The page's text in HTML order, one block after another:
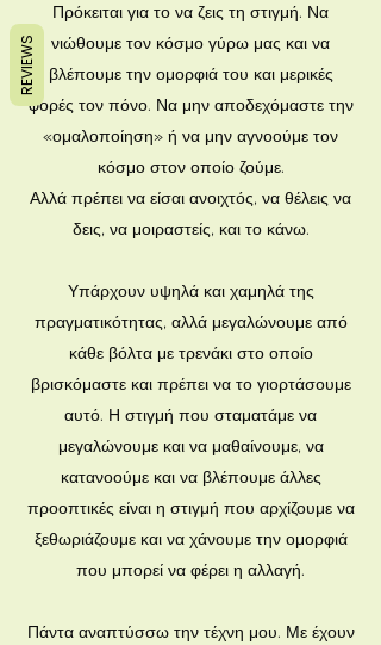
Πρόκειται για το να ζεις τη στιγμή. Να
νιώθουμε τον κόσμο γύρω μας και να
βλέπουμε την ομορφιά του και μερικές
φορές τον πόνο. Να μην αποδεχόμαστε την
«ομαλοποίηση» ή να μην αγνοούμε τον
κόσμο στον οποίο ζούμε.
Αλλά πρέπει να είσαι ανοιχτός, να θέλεις να
δεις, να μοιραστείς, και το κάνω.
Υπάρχουν υψηλά και χαμηλά της
πραγματικότητας, αλλά μεγαλώνουμε από
κάθε βόλτα με τρενάκι στο οποίο
βρισκόμαστε και πρέπει να το γιορτάσουμε
αυτό. Η στιγμή που σταματάμε να
μεγαλώνουμε και να μαθαίνουμε, να
κατανοούμε και να βλέπουμε άλλες
προοπτικές είναι η στιγμή που αρχίζουμε να
ξεθωριάζουμε και να χάνουμε την ομορφιά
που μπορεί να φέρει η αλλαγή.
Πάντα αναπτύσσω την τέχνη μου. Με έχουν
REVIEWS